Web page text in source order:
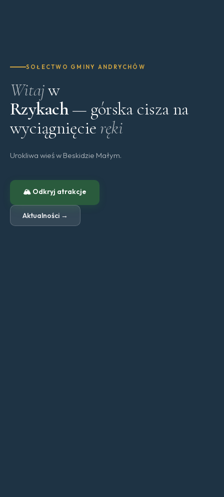
SOŁECTWO GMINY ANDRYCHÓW
Witajw
Rzykach— górska cisza na
wyciągnięcie ręki
Urokliwa wieś w Beskidzie Małym.
🏔 Odkryj atrakcje
Aktualności →